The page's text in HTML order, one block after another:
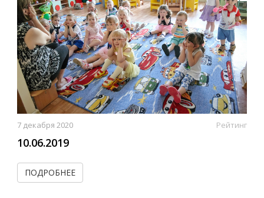
7 декабря 2020 Рейтинг
10.06.2019
ПОДРОБНЕЕ